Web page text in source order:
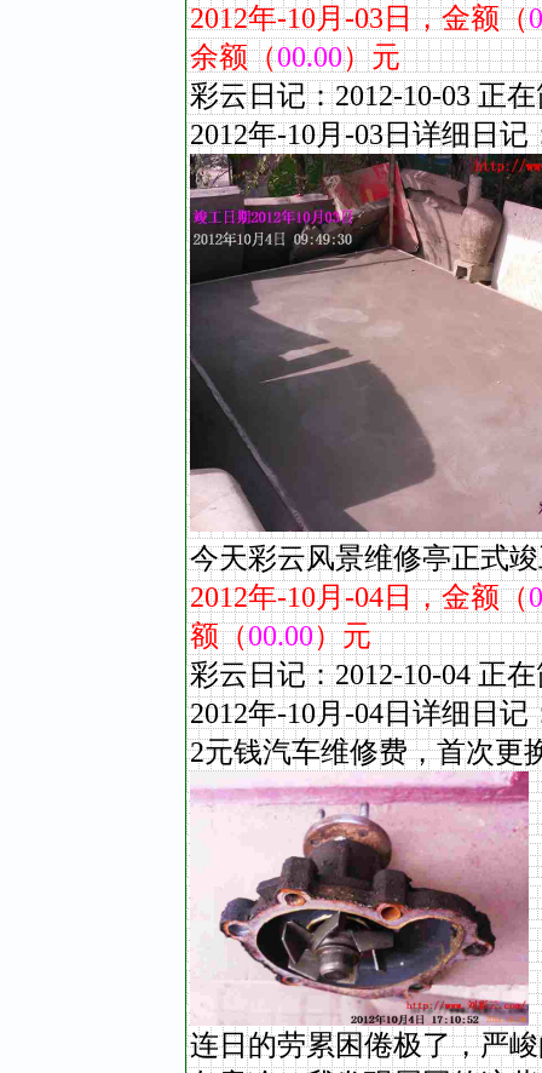
2012年-10月-03日，金额（
余额（00.00）元
彩云日记：2012-10-03 正
2012年-10月-03日详细日记
今天彩云风景维修亭正式
2012年-10月-04日，金额（
额（00.00）元
彩云日记：2012-10-04 正
2012年-10月-04日详细日记
2元钱汽车维修费，首次更
连日的劳累困倦极了，严